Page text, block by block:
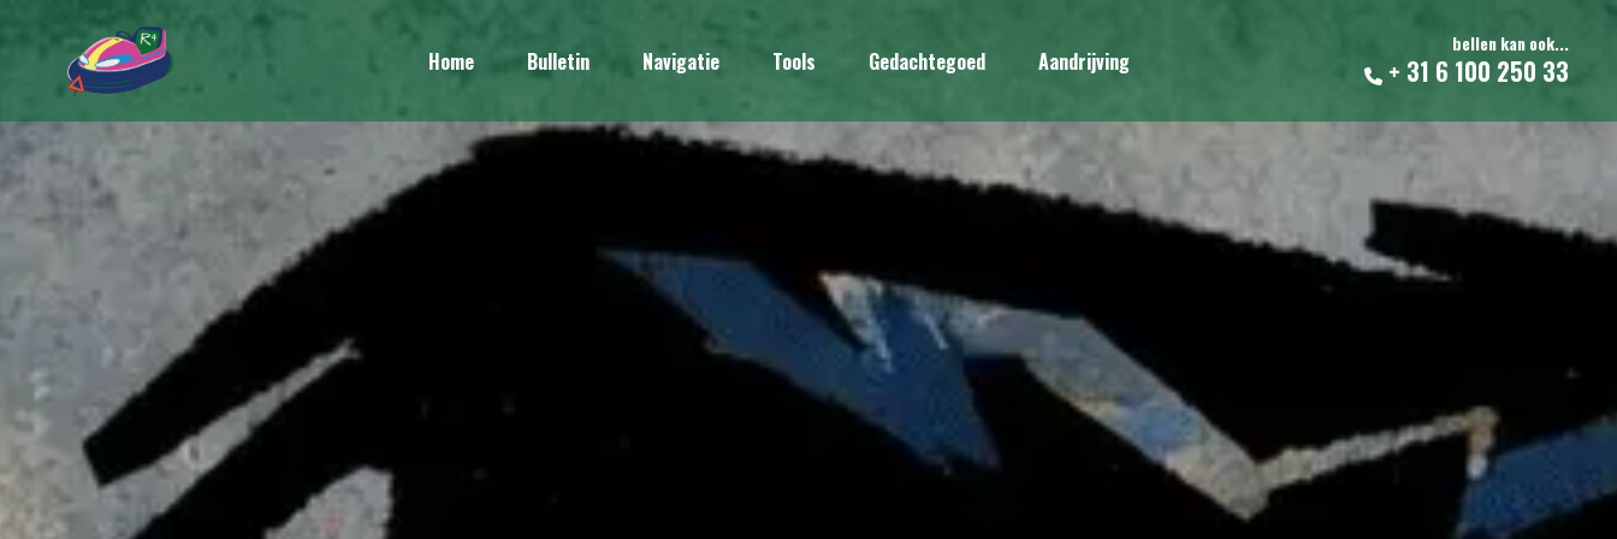
Home Bulletin Navigatie Tools Gedachtegoed Aandrijving
bellen kan ook...
+ 31 6 100 250 33